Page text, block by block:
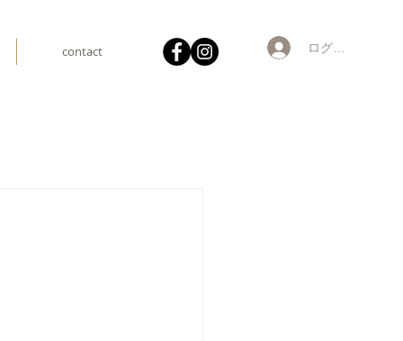
contact ログイン